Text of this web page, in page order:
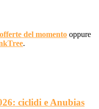
offerte del momento oppure
.
ciclidi e Anubias